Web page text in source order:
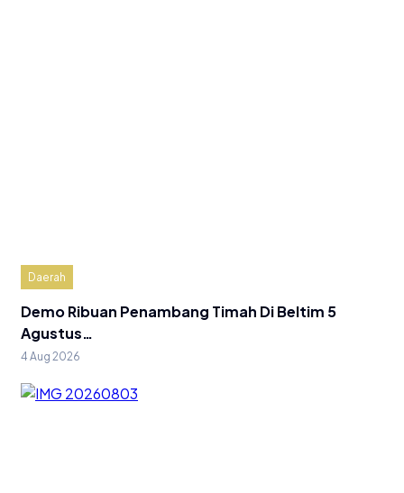
Daerah
Demo Ribuan Penambang Timah Di Beltim 5
Agustus…
4 Aug 2026